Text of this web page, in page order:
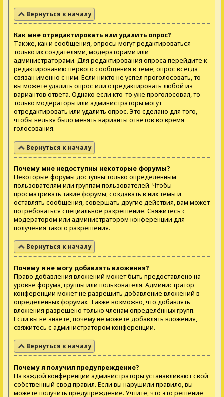
Вернуться к началу
Как мне отредактировать или удалить опрос?
Так же, как и сообщения, опросы могут редактироваться
только их создателями, модераторами или
администраторами. Для редактирования опроса перейдите к
редактированию первого сообщения в теме; опрос всегда
связан именно с ним. Если никто не успел проголосовать, то
вы можете удалить опрос или отредактировать любой из
вариантов ответа. Однако если кто-то уже проголосовал, то
только модераторы или администраторы могут
отредактировать или удалить опрос. Это сделано для того,
чтобы нельзя было менять варианты ответов во время
голосования.
Вернуться к началу
Почему мне недоступны некоторые форумы?
Некоторые форумы доступны только определённым
пользователям или группам пользователей. Чтобы
просматривать такие форумы, создавать в них темы и
оставлять сообщения, совершать другие действия, вам может
потребоваться специальное разрешение. Свяжитесь с
модератором или администратором конференции для
получения такого разрешения.
Вернуться к началу
Почему я не могу добавлять вложения?
Право добавления вложений может быть предоставлено на
уровне форума, группы или пользователя. Администратор
конференции может не разрешить добавление вложений в
определённых форумах. Также возможно, что добавлять
вложения разрешено только членам определённых групп.
Если вы не знаете, почему не можете добавлять вложения,
свяжитесь с администратором конференции.
Вернуться к началу
Почему я получил предупреждение?
На каждой конференции администраторы устанавливают свой
собственный свод правил. Если вы нарушили правило, вы
можете получить предупреждение. Учтите, что это решение